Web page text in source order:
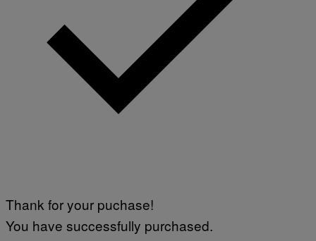
Thank for your puchase!
You have successfully purchased.